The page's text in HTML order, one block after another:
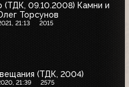
(ТДК, 09.10.2008) Камни и
Торсунов
21:13 2015
(ТДК, 2004)
21:39 2575